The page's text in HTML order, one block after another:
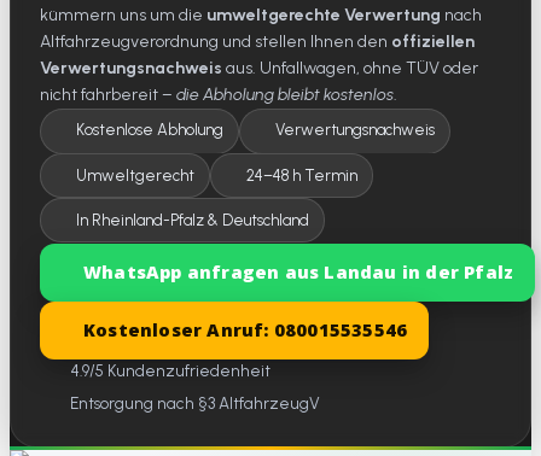
kümmern uns um die umweltgerechte Verwertung nach
Altfahrzeugverordnung und stellen Ihnen den offiziellen
Verwertungsnachweis aus. Unfallwagen, ohne TÜV oder
nicht fahrbereit – die Abholung bleibt kostenlos.
Kostenlose Abholung Verwertungsnachweis
Umweltgerecht 24–48 h Termin
In Rheinland-Pfalz & Deutschland
WhatsApp anfragen aus Landau in der Pfalz
Kostenloser Anruf: 080015535546
4.9/5 Kundenzufriedenheit
Entsorgung nach §3 AltfahrzeugV